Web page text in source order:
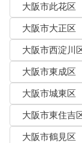
大阪市此花区
大阪市大正区
大阪市西淀川
大阪市東成区
大阪市城東区
大阪市東住吉
大阪市鶴見区